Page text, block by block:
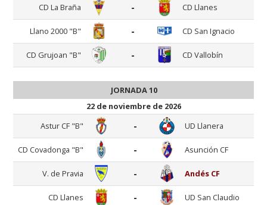
CD La Braña - CD Llanes
Llano 2000 "B" - CD San Ignacio
CD Grujoan "B" - CD Vallobín
JORNADA 10
22 de noviembre de 2026
Astur CF "B"
- UD Llanera
CD Covadonga "B" - Asunción CF
V. de Pravia - Andés CF
CD Llanes - UD San Claudio